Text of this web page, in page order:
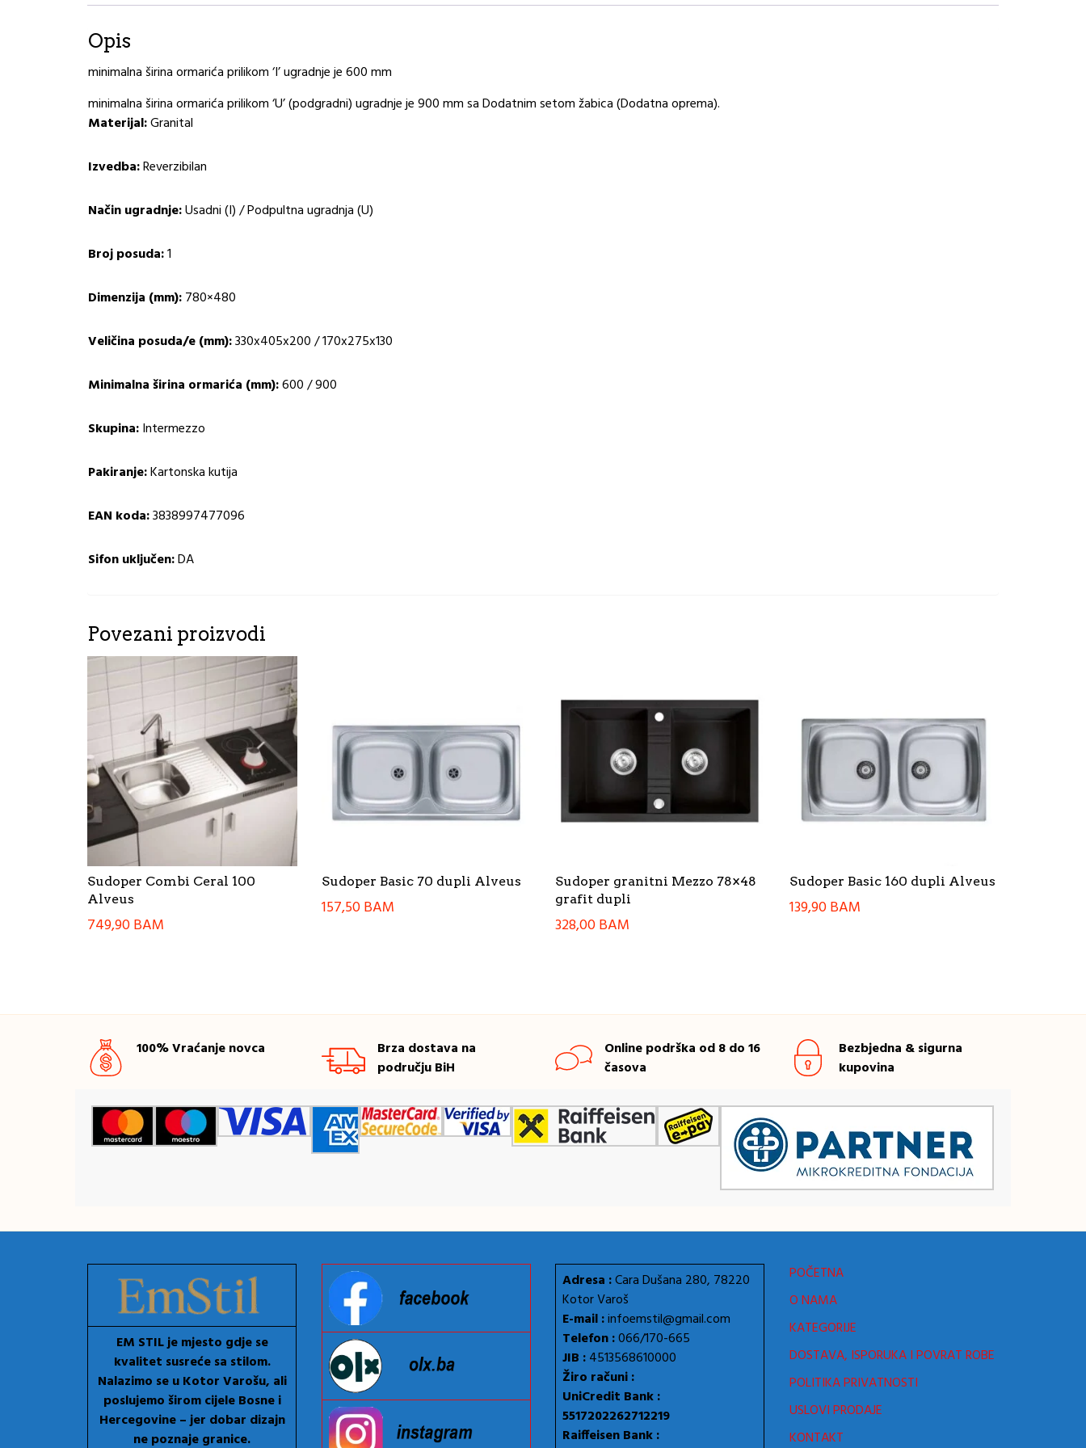
Opis
minimalna širina ormarića prilikom ‘I’ ugradnje je 600 mm
minimalna širina ormarića prilikom ‘U’ (podgradni) ugradnje je 900 mm sa Dodatnim setom žabica (Dodatna oprema).
Materijal:Granital
Izvedba:Reverzibilan
Način ugradnje:Usadni (I) / Podpultna ugradnja (U)
Broj posuda:1
Dimenzija (mm):780×480
Veličina posuda/e (mm):330x405x200 / 170x275x130
Minimalna širina ormarića (mm):600 / 900
Skupina:Intermezzo
Pakiranje:Kartonska kutija
EAN koda:3838997477096
Sifon uključen:DA
Povezani proizvodi
Sudoper Combi Ceral 100
Alveus
749,90BAM
Sudoper Basic 70 dupli Alveus
157,50BAM
Sudoper granitni Mezzo 78×48
grafit dupli
328,00BAM
Sudoper Basic 160 dupli Alveus
139,90BAM
100% Vraćanje novca
Brza dostava na
području BiH
Online podrška od 8 do 16
časova
Bezbjedna & sigurna
kupovina
EM STIL je mjesto gdje se
kvalitet susreće sa stilom.
Nalazimo se u Kotor Varošu, ali
poslujemo širom cijele Bosne i
Hercegovine – jer dobar dizajn
ne poznaje granice.
Adresa :Cara Dušana 280, 78220
Kotor Varoš
E-mail :infoemstil@gmail.com
Telefon :066/170-665
JIB :4513568610000
Žiro računi :
UniCredit Bank :
5517202262712219
Raiffeisen Bank :
POČETNA
O NAMA
KATEGORIJE
DOSTAVA, ISPORUKA I POVRAT ROBE
POLITIKA PRIVATNOSTI
USLOVI PRODAJE
KONTAKT